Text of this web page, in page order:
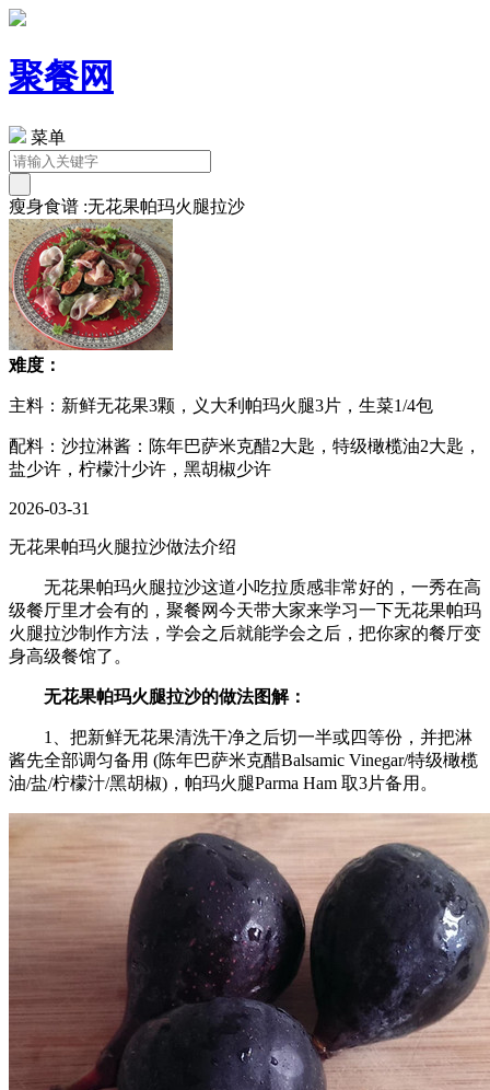
聚餐网
菜单
瘦身食谱 :无花果帕玛火腿拉沙
难度：
主料：新鲜无花果3颗，义大利帕玛火腿3片，生菜1/4包
配料：沙拉淋酱：陈年巴萨米克醋2大匙，特级橄榄油2大匙，
盐少许，柠檬汁少许，黑胡椒少许
2026-03-31
无花果帕玛火腿拉沙做法介绍
无花果帕玛火腿拉沙这道小吃拉质感非常好的，一秀在高
级餐厅里才会有的，聚餐网今天带大家来学习一下无花果帕玛
火腿拉沙制作方法，学会之后就能学会之后，把你家的餐厅变
身高级餐馆了。
无花果帕玛火腿拉沙的做法图解：
1、把新鲜无花果清洗干净之后切一半或四等份，并把淋
酱先全部调匀备用 (陈年巴萨米克醋Balsamic Vinegar/特级橄榄
油/盐/柠檬汁/黑胡椒)，帕玛火腿Parma Ham 取3片备用。